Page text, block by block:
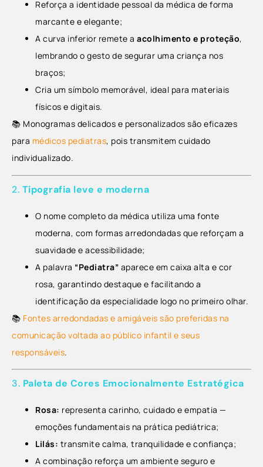
Reforça a identidade pessoal da médica de forma
marcante e elegante;
A curva inferior remete a acolhimento e proteção,
lembrando o gesto de segurar uma criança nos
braços;
Cria um símbolo memorável, ideal para materiais
físicos e digitais.
📚 Monogramas delicados e personalizados são eficazes
para médicos pediatras, pois transmitem cuidado
individualizado.
2. Tipografia leve e moderna
O nome completo da médica utiliza uma fonte
moderna, com formas arredondadas que reforçam a
suavidade e acessibilidade;
A palavra “Pediatra” aparece em caixa alta e cor
rosa, garantindo destaque e facilitando a
identificação da especialidade logo no primeiro olhar.
📚 Fontes arredondadas e amigáveis são preferidas na
comunicação voltada ao público infantil e seus
responsáveis.
3. Paleta de Cores Emocionalmente Estratégica
Rosa: representa carinho, cuidado e empatia —
emoções fundamentais na prática pediátrica;
Lilás: transmite calma, tranquilidade e confiança;
A combinação reforça um ambiente seguro e